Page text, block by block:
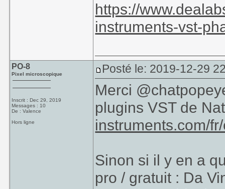
https://
instruments-vst-
PO-8
Pixel microscopique
Inscrit : Dec 29, 2019
Messages : 10
De : Valence
Hors ligne
Posté le: 2019-12-29
Merci
plugins VST de
instruments.com/
Sinon si il y en a
pro / gratuit : Da